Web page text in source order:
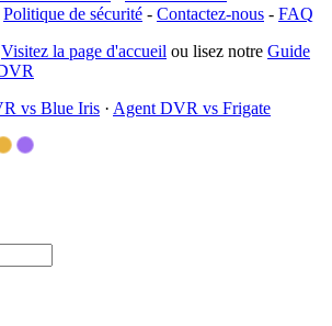
Politique de sécurité - Contactez-nous - FAQ
Visitez la page d'accueil ou lisez notre Guide
vs Blue Iris · Agent DVR vs Frigate